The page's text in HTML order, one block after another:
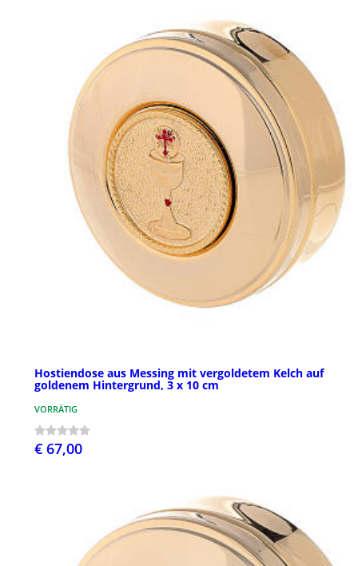
Hostiendose aus Messing mit vergoldetem Kelch auf
goldenem Hintergrund, 3 x 10 cm
VORRÄTIG
€ 67,00